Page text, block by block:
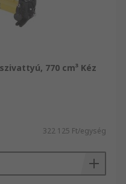
770 cm³ Kéz
322 125 Ft/egység